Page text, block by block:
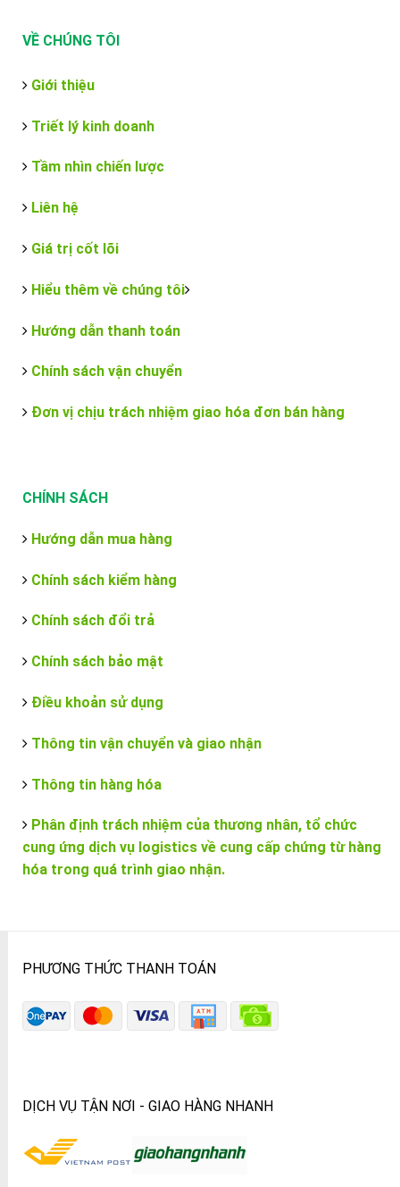
VỀ CHÚNG TÔI
Giới thiệu
Triết lý kinh doanh
Tầm nhìn chiến lược
Liên hệ
Giá trị cốt lõi
Hiểu thêm về chúng tôi
Hướng dẫn thanh toán
Chính sách vận chuyển
Đơn vị chịu trách nhiệm giao hóa đơn bán hàng
CHÍNH SÁCH
Hướng dẫn mua hàng
Chính sách kiểm hàng
Chính sách đổi trả
Chính sách bảo mật
Điều khoản sử dụng
Thông tin vận chuyển và giao nhận
Thông tin hàng hóa
Phân định trách nhiệm của thương nhân, tổ chức
cung ứng dịch vụ logistics về cung cấp chứng từ hàng
hóa trong quá trình giao nhận.
PHƯƠNG THỨC THANH TOÁN
DỊCH VỤ TẬN NƠI - GIAO HÀNG NHANH